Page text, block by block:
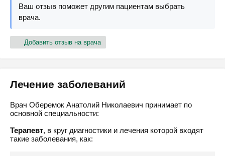
Ваш отзыв поможет другим пациентам выбрать
врача.
Добавить отзыв на врача
Лечение заболеваний
Врач Оберемок Анатолий Николаевич принимает по
основной специальности:
Терапевт, в круг диагностики и лечения которой входят
такие заболевания, как: